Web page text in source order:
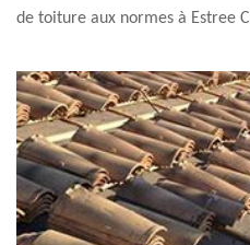
de toiture aux normes à Estree